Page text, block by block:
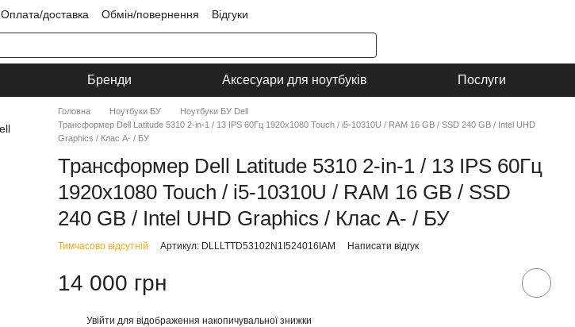
Оплата/доставка Обмін/повернення
Відгуки
Бренди Аксесуари для ноутбуків Послуги
Головна Ноутбуки БУ
Ноутбуки БУ Dell
Трансформер Dell Latitude 5310 2-in-1 / 13 IPS 60Гц 1920x1080 Touch / i5-10310U / RAM 16 GB / SSD 240 GB / Intel UHD
Graphics / Клас A- / БУ
Трансформер Dell Latitude 5310 2-in-1 / 13 IPS 60Гц
1920x1080 Touch / i5-10310U / RAM 16 GB / SSD
240 GB / Intel UHD Graphics / Клас A- / БУ
Тимчасово відсутній Артикул: DLLLTTD53102N1I524016IAM Написати відгук
14 000 грн
Увійти для відображення накопичувальної знижки